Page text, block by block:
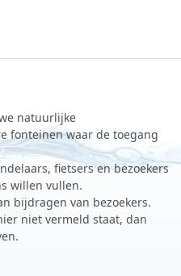
natuurlijke
fonteinen waar de toegang
fietsers en bezoekers
willen vullen.
bijdragen van bezoekers.
niet vermeld staat, dan